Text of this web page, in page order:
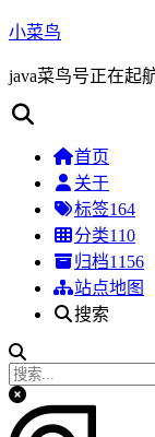
小菜鸟
java菜鸟号正在起
首页
关于
标签164
分类110
归档1156
站点地图
搜索